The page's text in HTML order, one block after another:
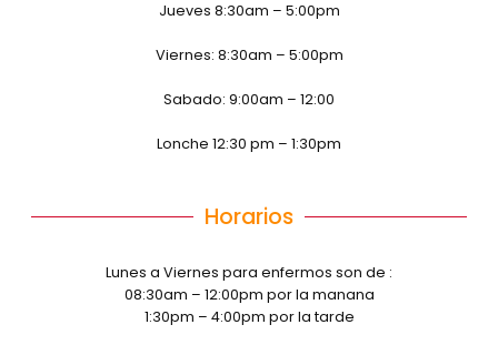
Jueves 8:30am – 5:00pm
Viernes: 8:30am – 5:00pm
Sabado: 9:00am – 12:00
Lonche 12:30 pm – 1:30pm
Horarios
Lunes a Viernes para enfermos son de :
08:30am – 12:00pm por la manana
1:30pm – 4:00pm por la tarde